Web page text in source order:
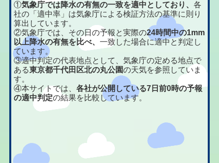
①気象庁では降水の有無の一致を適中としており、各
社の「適中率」は気象庁による検証方法の基準に則り
算出しています。
②気象庁では、その日の予報と実際の24時間中の1mm
以上降水の有無を比べ、一致した場合に適中と判定し
ています。
③適中判定の代表地点として、気象庁の定める地点で
ある東京都千代田区北の丸公園の天気を参照していま
す。
④本サイトでは、各社が公開している7日前0時の予報
の適中判定の結果を比較しています。